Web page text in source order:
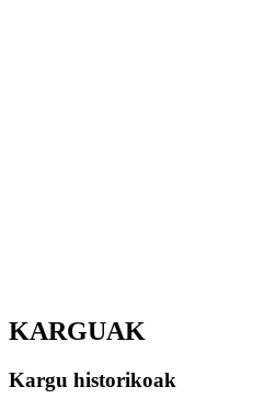
KARGUAK
Kargu historikoak